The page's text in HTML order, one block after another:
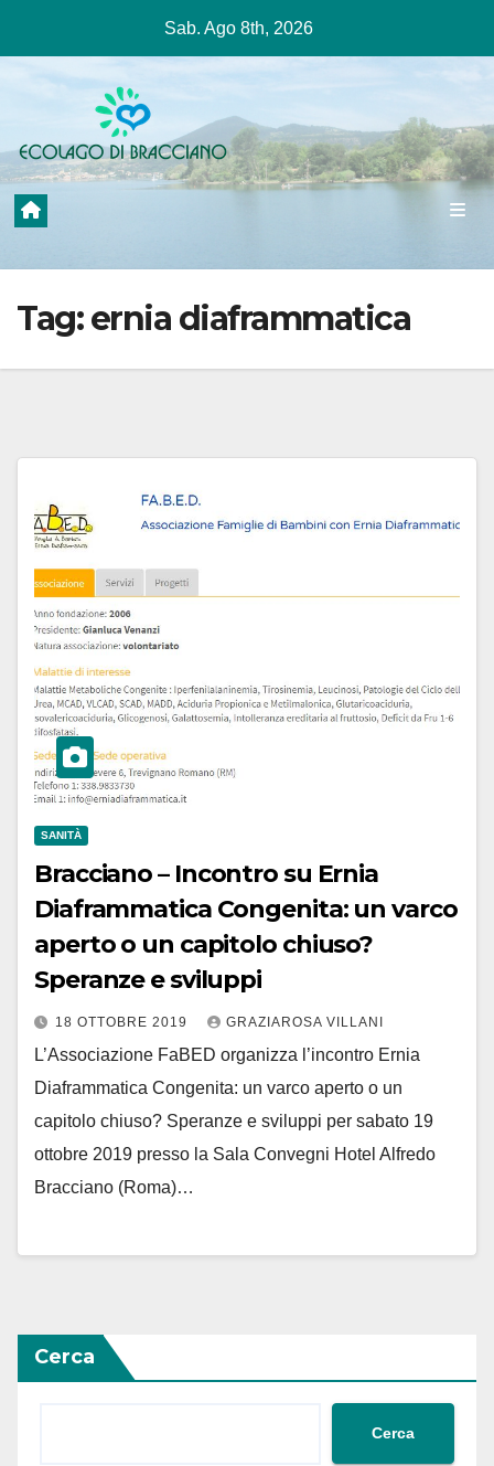
contenuto
Sab. Ago 8th, 2026
Tag:ernia diaframmatica
SANITÀ
Bracciano – Incontro su Ernia
Diaframmatica Congenita: un varco
aperto o un capitolo chiuso?
Speranze e sviluppi
18 OTTOBRE 2019 GRAZIAROSA VILLANI
L’Associazione FaBED organizza l’incontro Ernia
Diaframmatica Congenita: un varco aperto o un
capitolo chiuso? Speranze e sviluppi per sabato 19
ottobre 2019 presso la Sala Convegni Hotel Alfredo
Bracciano (Roma)…
Cerca
Cerca